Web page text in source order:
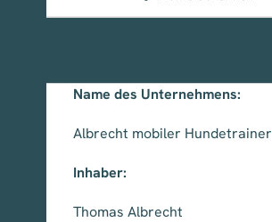
Name des Unternehmens:
Albrecht mobiler Hundetrainer
Inhaber:
Thomas Albrecht